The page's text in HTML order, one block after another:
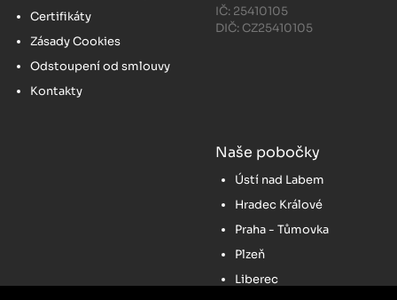
Certifikáty
Zásady Cookies
Odstoupení od smlouvy
Kontakty
IČ: 25410105
DIČ: CZ25410105
Naše pobočky
Ústí nad Labem
Hradec Králové
Praha - Tůmovka
Plzeň
Liberec